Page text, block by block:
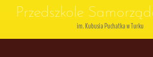
Przedszkole
im. Kubusia Puchatka w Turku